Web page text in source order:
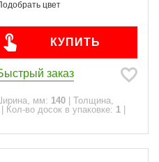
КУПИТЬ
заказ
мм: 140
Толщина,
Кол-во досок в упаковке: 1